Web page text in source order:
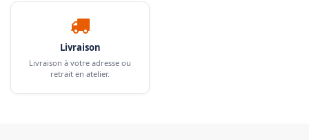
Livraison
Livraison à votre adresse ou
retrait en atelier.